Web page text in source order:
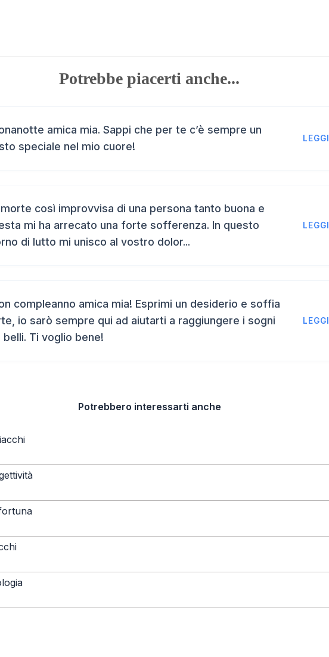
Potrebbe piacerti anche...
amica mia. Sappi che per te c’è sempre un
speciale nel mio cuore!
LEGGI
così improvvisa di una persona tanto buona e
mi ha arrecato una forte sofferenza. In questo
di lutto mi unisco al vostro dolor...
LEGGI
compleanno amica mia! Esprimi un desiderio e soffia
io sarò sempre qui ad aiutarti a raggiungere i sogni
belli. Ti voglio bene!
LEGGI
Potrebbero interessarti anche